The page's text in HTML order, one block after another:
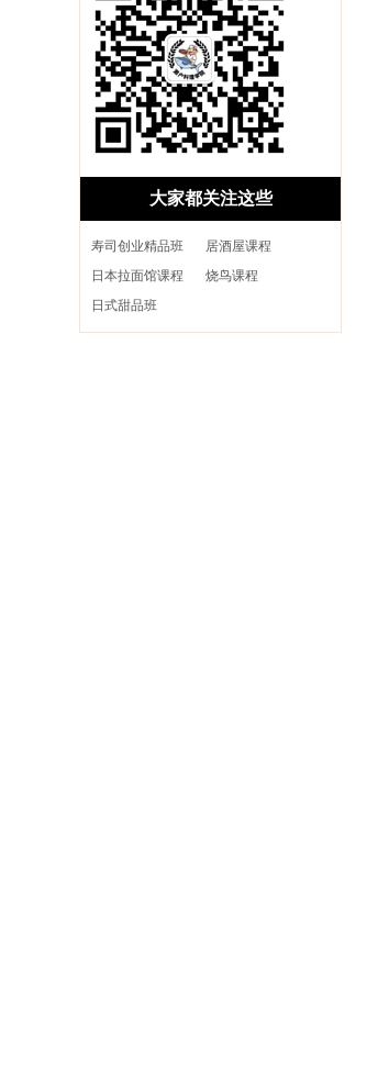
大家都关注这些
寿司创业精品班
居酒屋课程
日本拉面馆课程
烧鸟课程
日式甜品班